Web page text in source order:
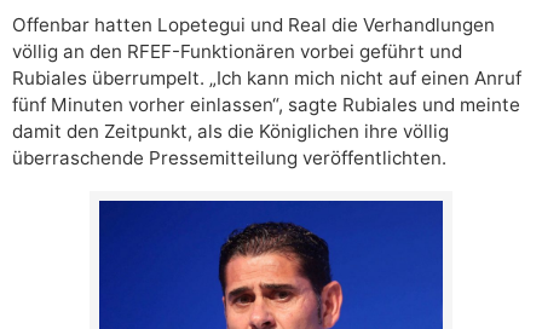
Offenbar hatten Lopetegui und Real die Verhandlungen
völlig an den RFEF-Funktionären vorbei geführt und
Rubiales überrumpelt. „Ich kann mich nicht auf einen Anruf
fünf Minuten vorher einlassen“, sagte Rubiales und meinte
damit den Zeitpunkt, als die Königlichen ihre völlig
überraschende Pressemitteilung veröffentlichten.